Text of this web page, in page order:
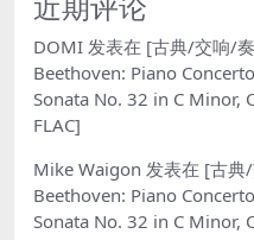
DOMI 发表在 [古典/交响/
Beethoven: Piano
Sonata No. 32 in C Minor,
FLAC]
Mike Waigon 发表在 [古典
Beethoven: Piano
Sonata No. 32 in C Minor,